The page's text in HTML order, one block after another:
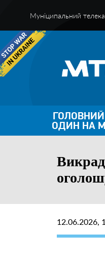
Муніципальний
ГОЛОВНИЙ
ОДИН НА
12.06.2026,